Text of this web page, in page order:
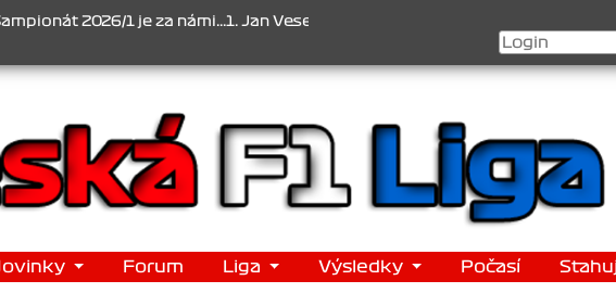
2026/1 je za námi...1. Jan Veselý , 2. Jan Nováček , 3. Jakub Chmelík ,
Forum Liga Výsledky Počasí